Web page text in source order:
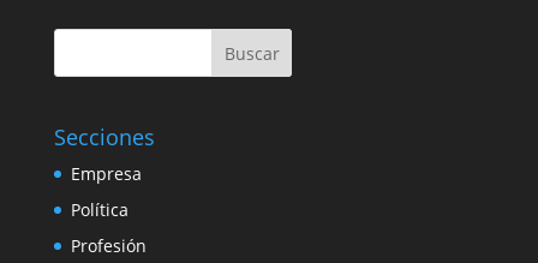
Buscar
Secciones
Empresa
Política
Profesión